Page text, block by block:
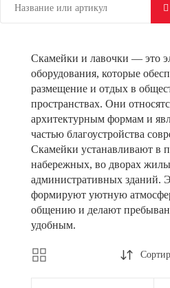
Скамейки и лавочки — это
оборудования, которые
размещение и отдых в
пространствах. Они
архитектурным формам и
частью благоустройства
Скамейки устанавливают в
набережных, во дворах
административных зданий.
формируют уютную
общению и делают
удобным.